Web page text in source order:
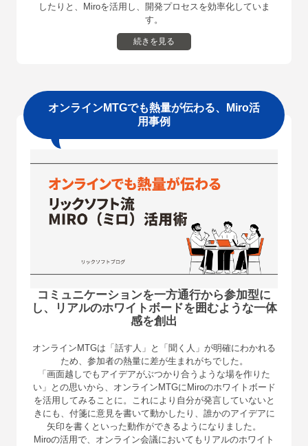
したりと、Miroを活⽤し、開発プロセスを効率化していま
す。
続きを見る
オンラインMTGでも熱量が伝わる、Miro活
⽤事例
コミュニケーションを⼀⽅通⾏から参加型に
し、
リアルのホワイトボードを囲むような⼀体
感を創出
オンラインMTGは「話す⼈」と「聞く⼈」が明確にわかれる
ため、参加者の熱量に差が⽣まれがちでした。
「画⾯越しでもアイデアがぶつかり合うような場を作りた
い」との思いから、オンラインMTGにMiroのホワイトボード
を活⽤してみることに。これにより⾃分が発⾔していないと
きにも、付箋に意⾒を書いて動かしたり、誰かのアイデアに
⽮印を書くといった動作ができるようになりました。
Miroの活⽤で、オンライン会議においてもリアルのホワイト